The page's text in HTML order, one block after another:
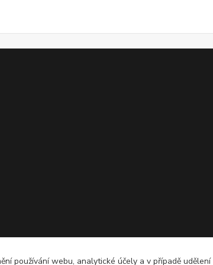
používání webu, analytické účely a v případě